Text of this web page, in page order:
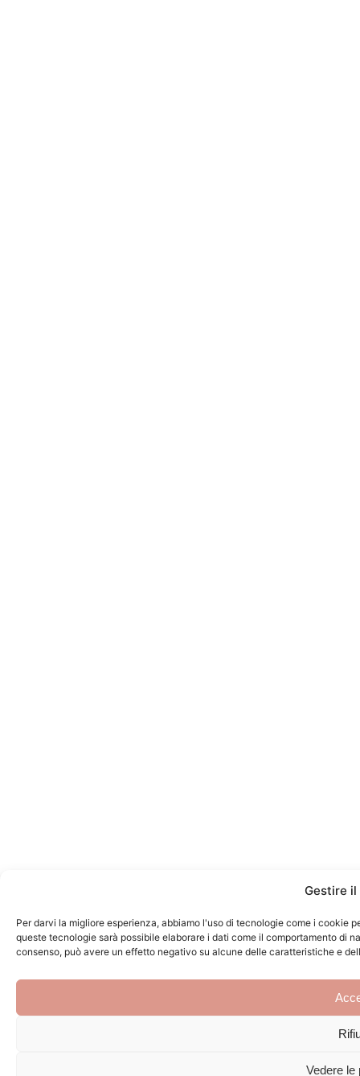
Gestire il
Per darvi la migliore esperienza, abbiamo l'uso di tecnologie come i
queste tecnologie sarà possibile elaborare i dati come il comportamento di
consenso, può avere un effetto negativo su alcune delle caratteristiche e
Vedere le